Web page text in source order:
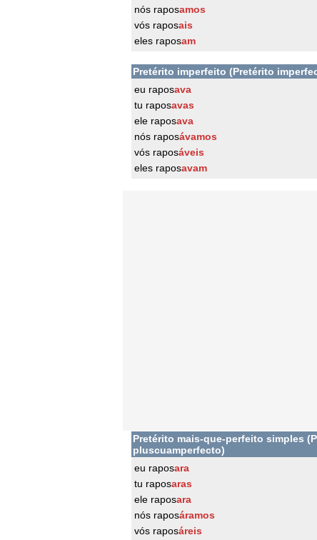
nós raposamos
vós raposais
eles raposam
Pretérito imperfeito (Pretérito
eu raposava
tu raposavas
ele raposava
nós raposávamos
vós raposáveis
eles raposavam
Pretérito mais-que-perfeito simples
pluscuamperfecto)
eu raposara
tu raposaras
ele raposara
nós raposáramos
vós raposáreis